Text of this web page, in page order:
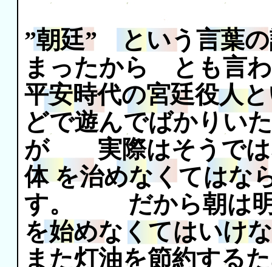
”朝廷” という言葉
まったから とも言
平安時代の宮廷役人
どで遊んでばかりい
が 実際はそうでは
体 を治めなくてはな
す。 だから朝は明
を始めなくてはいけ
また灯油を節約する